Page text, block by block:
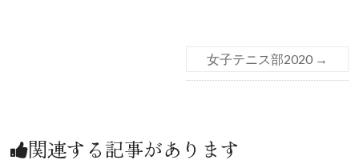
女子テニス部2020 →
関連する記事があります